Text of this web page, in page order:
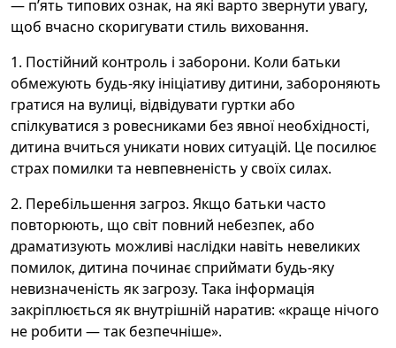
— п’ять типових ознак, на які варто звернути увагу,
щоб вчасно скоригувати стиль виховання.
1. Постійний контроль і заборони. Коли батьки
обмежують будь-яку ініціативу дитини, забороняють
гратися на вулиці, відвідувати гуртки або
спілкуватися з ровесниками без явної необхідності,
дитина вчиться уникати нових ситуацій. Це посилює
страх помилки та невпевненість у своїх силах.
2. Перебільшення загроз. Якщо батьки часто
повторюють, що світ повний небезпек, або
драматизують можливі наслідки навіть невеликих
помилок, дитина починає сприймати будь-яку
невизначеність як загрозу. Така інформація
закріплюється як внутрішній наратив: «краще нічого
не робити — так безпечніше».